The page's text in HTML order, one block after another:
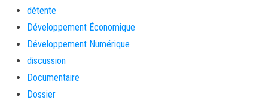
détente
Développement Économique
Développement Numérique
discussion
Documentaire
Dossier